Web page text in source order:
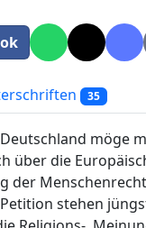
35
möge
über die
der
stehen